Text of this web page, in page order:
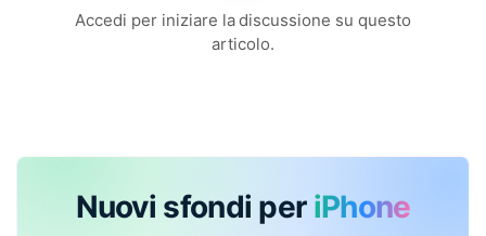
Accedi per iniziare la discussione su questo
articolo.
Nuovi sfondi per iPhone